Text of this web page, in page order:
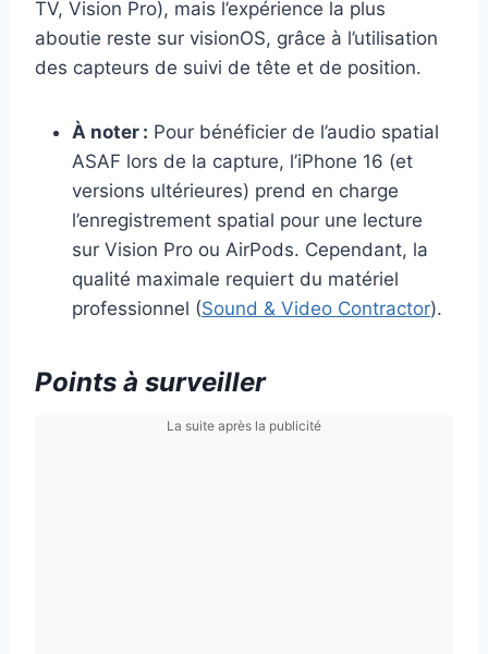
TV, Vision Pro), mais l’expérience la plus
aboutie reste sur visionOS, grâce à l’utilisation
des capteurs de suivi de tête et de position.
À noter : Pour bénéficier de l’audio spatial
ASAF lors de la capture, l’iPhone 16 (et
versions ultérieures) prend en charge
l’enregistrement spatial pour une lecture
sur Vision Pro ou AirPods. Cependant, la
qualité maximale requiert du matériel
professionnel (Sound & Video Contractor).
Points à surveiller
La suite après la publicité